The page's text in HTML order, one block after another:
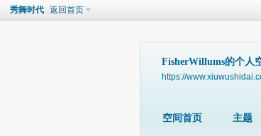
秀舞时代 返回首页
FisherWillums的个人
https://
空间首页 主题